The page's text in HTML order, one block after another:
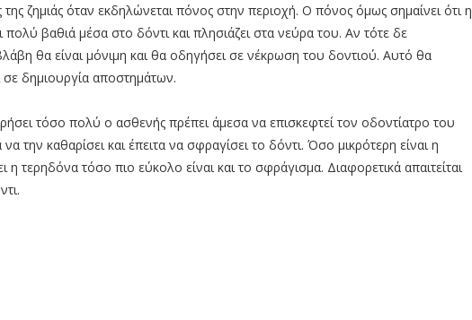
της ζημιάς όταν εκδηλώνεται πόνος στην περιοχή. Ο πόνος όμως σημαίνει ότι η
βαθιά μέσα στο δόντι και πλησιάζει στα νεύρα του. Αν τότε δε
θα είναι μόνιμη και θα οδηγήσει σε νέκρωση του δοντιού. Αυτό θα
σε δημιουργία αποστημάτων.
τόσο πολύ ο ασθενής πρέπει άμεσα να επισκεφτεί τον οδοντίατρο του
την καθαρίσει και έπειτα να σφραγίσει το δόντι. Όσο μικρότερη είναι η
τερηδόνα τόσο πιο εύκολο είναι και το σφράγισμα. Διαφορετικά απαιτείται